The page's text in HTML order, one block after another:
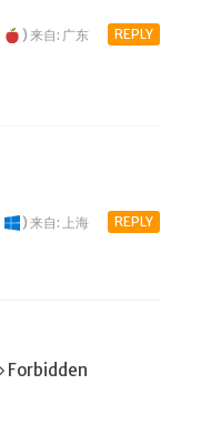
REPLY
) 来自: 广东
REPLY
) 来自: 上海
Forbidden